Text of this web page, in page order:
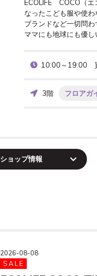
ECOLIFE　COCO（
なったこども服や使わ
ブランドなど一切問わ
ママにも地球にも優し
10:00～19:00　
3階 フロアガ
ショップ情報
2026-08-08
SALE